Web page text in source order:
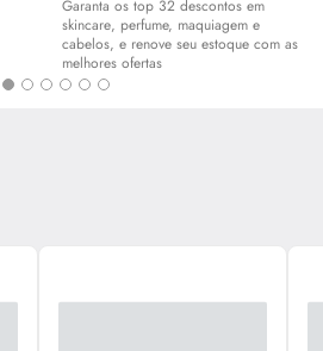
Garanta os top 32 descontos em
skincare, perfume, maquiagem e
cabelos, e renove seu estoque com as
melhores ofertas